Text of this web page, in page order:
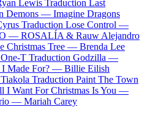
Lewis Traduction Last
Demons — Imagine Dragons
Traduction Lose Control —
— ROSALÍA & Rauw Alejandro
Christmas Tree — Brenda Lee
One-T Traduction Godzilla —
I Made For? — Billie Eilish
Traduction Paint The Town
I Want For Christmas Is You —
— Mariah Carey